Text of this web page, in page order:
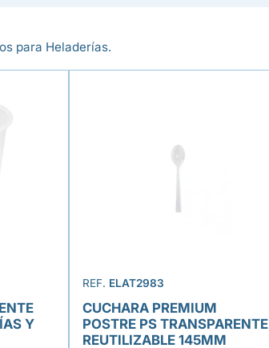
para Heladerías.
Y
REF. ELAT2983
CUCHARA PREMIUM
POSTRE PS TRANSPARENTE
REUTILIZABLE 145MM